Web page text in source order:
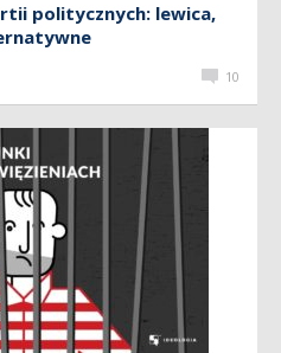
politycznych: lewica,
10